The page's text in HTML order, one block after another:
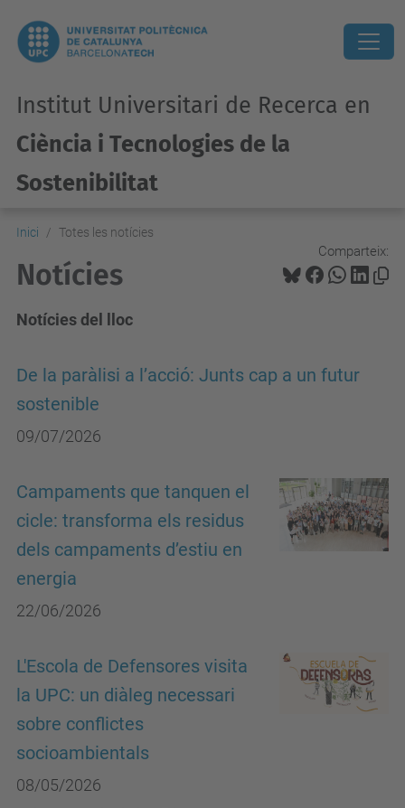
Institut Universitari de Recerca en
Ciència i Tecnologies de la
Sostenibilitat
Inici Totes les notícies
Comparteix:
Notícies
Notícies del lloc
De la paràlisi a l’acció: Junts cap a un futur
sostenible
09/07/2026
Campaments que tanquen el
cicle: transforma els residus
dels campaments d’estiu en
energia
22/06/2026
L'Escola de Defensores visita
la UPC: un diàleg necessari
sobre conflictes
socioambientals
08/05/2026